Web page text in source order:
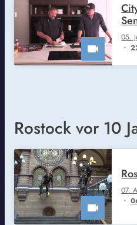
05.
Rostock vor 10
07.